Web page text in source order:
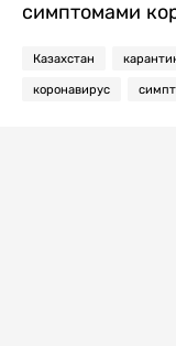
симптомами
Казахстан
коронавирус